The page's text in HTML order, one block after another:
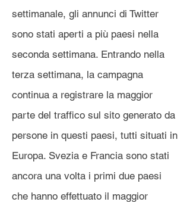
settimanale, gli annunci di Twitter
sono stati aperti a più paesi nella
seconda settimana. Entrando nella
terza settimana, la campagna
continua a registrare la maggior
parte del traffico sul sito generato da
persone in questi paesi, tutti situati in
Europa. Svezia e Francia sono stati
ancora una volta i primi due paesi
che hanno effettuato il maggior